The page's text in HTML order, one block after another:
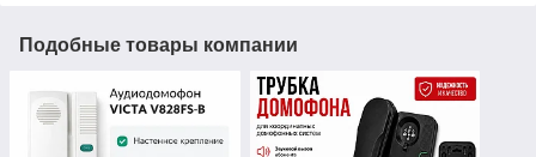
Подобные товары компании